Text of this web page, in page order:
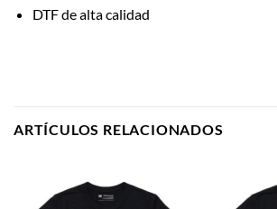
DTF de alta calidad
ARTÍCULOS RELACIONADOS